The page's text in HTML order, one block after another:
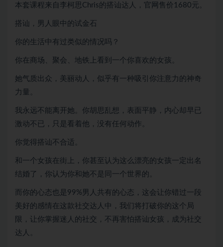
本套课程来自李柯思Chris的搭讪达人，官网售价1680元。
搭讪，男人眼中的试金石
你的生活中有过类似的情况吗？
你在商场、聚会、地铁上看到一个你喜欢的女孩。
她气质出众，美丽动人，似乎有一种吸引你注意力的神奇
力量。
我永远不能离开她。你胡思乱想，表面平静，内心却早已
激动不已，只是看着他，没有任何动作。
你觉得搭讪不合适。
和一个女孩在街上，你甚至认为这么漂亮的女孩一定出名
结婚了，你认为你和她不是同一个世界的。
而你的心态也是99%男人共有的心态，这会让你错过一段
美好的感情在这款社交达人中，我们将打破你的这个局
限，让你掌握迷人的社交，不再害怕搭讪女孩，成为社交
达人。